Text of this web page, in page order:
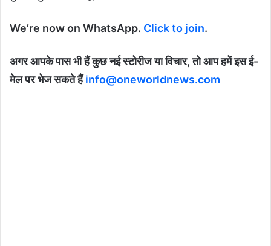
We’re now on WhatsApp. Click to join.
अगर आपके पास भी हैं कुछ नई स्टोरीज या विचार, तो आप हमें इस ई-
मेल पर भेज सकते हैंinfo@oneworldnews.com